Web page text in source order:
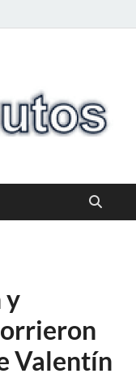
y
Valentín